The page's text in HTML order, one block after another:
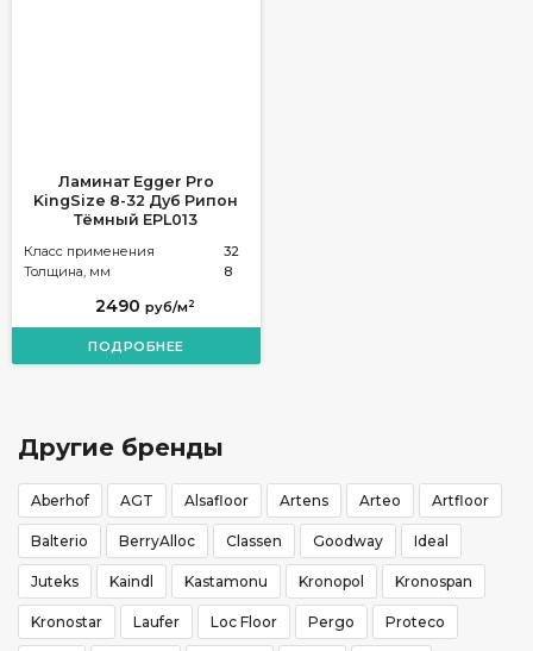
Ламинат Egger Pro
KingSize 8-32 Дуб Рипон
Тёмный EPL013
Класс применения
32
Толщина, мм
8
2490 руб/м 2
ПОДРОБНЕЕ
Другие бренды
Aberhof AGT Alsafloor Artens Arteo Artfloor
Balterio BerryAlloc Classen Goodway Ideal
Juteks Kaindl Kastamonu Kronopol Kronospan
Kronostar Laufer Loc Floor Pergo Proteco